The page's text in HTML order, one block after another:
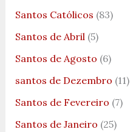
Santos Católicos (83)
Santos de Abril(5)
Santos de Agosto (6)
santos de Dezembro (11)
Santos de Fevereiro (7)
Santos de Janeiro (25)